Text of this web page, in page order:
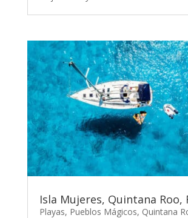
Isla Mujeres, Quintana Roo,
Playas, Pueblos Mágicos, Quintana